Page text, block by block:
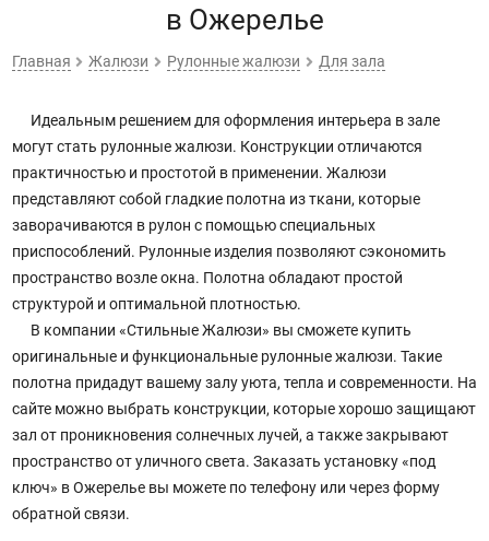
в Ожерелье
Главная Жалюзи Рулонные жалюзи Для зала
Идеальным решением для оформления интерьера в зале
могут стать рулонные жалюзи. Конструкции отличаются
практичностью и простотой в применении. Жалюзи
представляют собой гладкие полотна из ткани, которые
заворачиваются в рулон с помощью специальных
приспособлений. Рулонные изделия позволяют сэкономить
пространство возле окна. Полотна обладают простой
структурой и оптимальной плотностью.
В компании «Стильные Жалюзи» вы сможете купить
оригинальные и функциональные рулонные жалюзи. Такие
полотна придадут вашему залу уюта, тепла и современности. На
сайте можно выбрать конструкции, которые хорошо защищают
зал от проникновения солнечных лучей, а также закрывают
пространство от уличного света. Заказать установку «под
ключ» в Ожерелье вы можете по телефону или через форму
обратной связи.